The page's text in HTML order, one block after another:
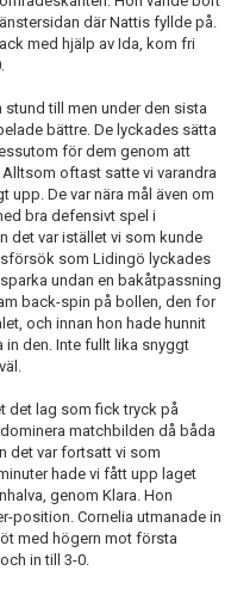
där Nattis fyllde på.
med hjälp av Ida, kom fri
till men under den sista
bättre. De lyckades sätta
för dem genom att
oftast satte vi varandra
De var nära mål även om
bra defensivt spel i
det var istället vi som kunde
som Lidingö lyckades
undan en bakåtpassning
back-spin på bollen, den for
och innan hon hade hunnit
in den. Inte fullt lika snyggt
det lag som fick tryck på
matchbilden då båda
det var fortsatt vi som
hade vi fått upp laget
genom Klara. Hon
position. Cornelia utmanade in
med högern mot första
in till 3-0.